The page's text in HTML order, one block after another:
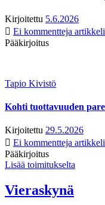
Kirjoitettu 5.6.2026
Ei kommentteja
Pääkirjoitus
Tapio Kivistö
Kohti tuottavuuden
Kirjoitettu 29.5.2026
Ei kommentteja
Pääkirjoitus
Lisää toimitukselta
Vieraskynä